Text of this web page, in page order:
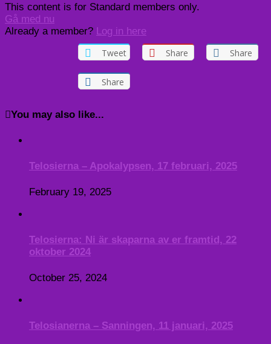
This content is for Standard members only.
Gå med nu
Already a member? Log in here
Tweet
Share Share
Share
You may also like...
Telosierna – Apokalypsen, 17 februari, 2025
February 19, 2025
Telosierna: Ni är skaparna av er framtid, 22
oktober 2024
October 25, 2024
Telosianerna – Sanningen, 11 januari, 2025